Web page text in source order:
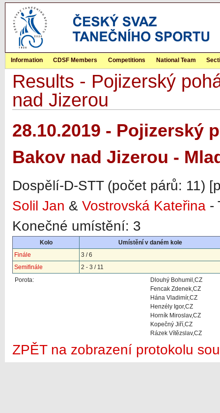
Information CDSF Members Competitions National Team
Results - Pojizerský
nad Jizerou
28.10.2019 - Pojizerský
Bakov nad Jizerou -
Dospělí-D-STT (počet párů: 11)
Solil Jan & Vostrovská Kateřina -
Konečné umístění: 3
Kolo
Umístění v daném kole
Finále
3 / 6
Semifinále
2 - 3 / 11
Porota:
Dlouhý Bohumil,CZ
Fencak Zdenek,CZ
Hána Vladimír,CZ
Henzély Igor,CZ
Horník Miroslav,CZ
Kopečný Jiří,CZ
Rázek Vítězslav,CZ
ZPĚT na zobrazení protokolu